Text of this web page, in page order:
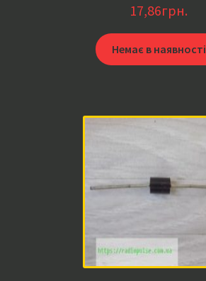
17,86грн.
Немає в наявності